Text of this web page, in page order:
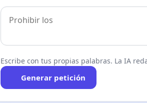
Escribe con tus propias palabras. La IA
Generar petición